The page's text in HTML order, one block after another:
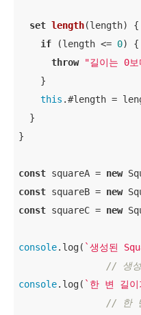
set length(length) {
if (length <= 0) {
throw
"길이는 0
    }
this .#length =
  }
}
const squareA = new
const squareB = new
const squareC = new
console.log( `생성된
// 생
console.log( `한 변 길
// 한